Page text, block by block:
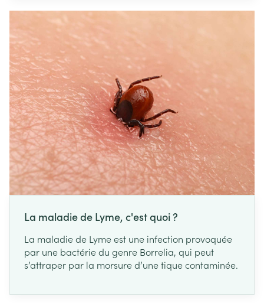
vieillissement et il existe heureusement des
solutions pour faciliter cette phase de la vie
impliquant la fin de fertilité. Vous voulez en savoir
plus sur la ménopause, ses signes et la façon de
gérer les symptômes ? Voici déjà un aperçu.
La maladie de Lyme, c'est quoi ?
La maladie de Lyme est une infection provoquée
par une bactérie du genre Borrelia, qui peut
s’attraper par la morsure d’une tique contaminée.